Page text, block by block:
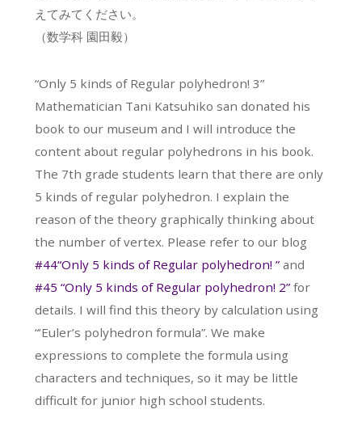
えてみてください。
（数学科 園田毅）
“Only 5 kinds of Regular polyhedron! 3”
Mathematician Tani Katsuhiko san donated his
book to our museum and I will introduce the
content about regular polyhedrons in his book.
The 7th grade students learn that there are only
5 kinds of regular polyhedron. I explain the
reason of the theory graphically thinking about
the number of vertex. Please refer to our blog
#44“Only 5 kinds of Regular polyhedron! ”and
#45 “Only 5 kinds of Regular polyhedron! 2”for
details. I will find this theory by calculation using
“’Euler’s polyhedron formula”. We make
expressions to complete the formula using
characters and techniques, so it may be little
difficult for junior high school students.